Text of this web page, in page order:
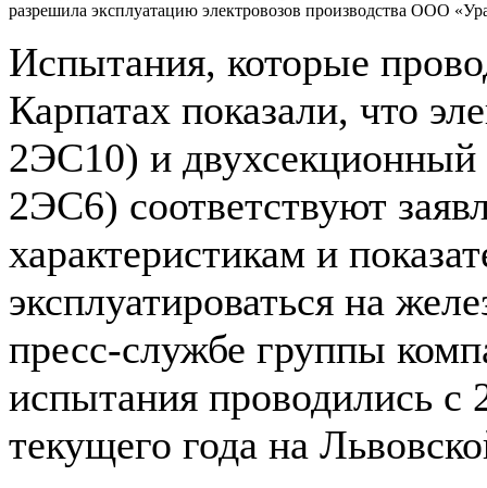
разрешила эксплуатацию электровозов производства ООО
Испытания, которые
Карпатах показали, что
2ЭС10) и
2ЭС6) соответствуют
характеристикам и
эксплуатироваться на
пресс-службе группы
испытания проводились с
текущего года на